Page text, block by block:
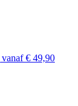
vanaf € 49,90